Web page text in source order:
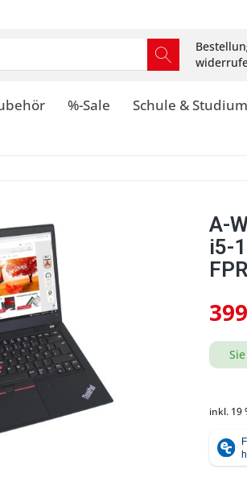
%-Sale Schule & Studium
Abbildung
A-
i5-
inkl. 19